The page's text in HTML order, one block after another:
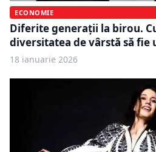
ECONOMIE
Diferite generații la birou.
diversitatea de vârstă să fie
18 ianuarie 2026